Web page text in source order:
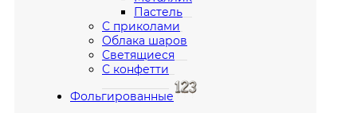
Пастель
С приколами
Облака шаров
Светящиеся
С конфетти
Фольгированные